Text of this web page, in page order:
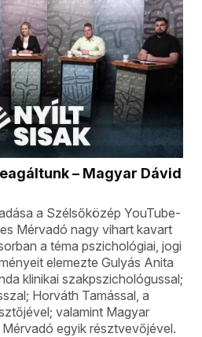
– Magyar Dávid
a Szélsőközép YouTube-
Mérvadó nagy vihart kavart
a téma pszichológiai, jogi
elemezte Gulyás Anita
klinikai szakpszichológussal;
Horváth Tamással, a
valamint Magyar
egyik résztvevőjével.